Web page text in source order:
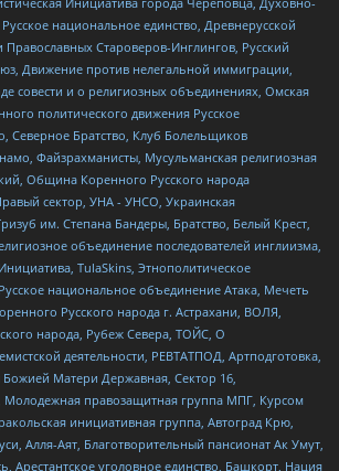
национальное единство, Древнерусской
Православных Староверов-Инглингов, Русский
Движение против нелегальной иммиграции,
совести и о религиозных объединениях, Омская
политического движения Русское
Северное Братство, Клуб Болельщиков
Файзрахманисты, Мусульманская религиозная
Община Коренного Русского народа
сектор, УНА - УНСО, Украинская
им. Степана Бандеры, Братство, Белый Крест,
объединение последователей инглиизма,
TulaSkins, Этнополитическое
национальное объединение Атака, Мечеть
Русского народа г. Астрахани, ВОЛЯ,
народа, Рубеж Севера, ТОЙС, О
деятельности, РЕВТАТПОД, Артподготовка,
Матери Державная, Сектор 16,
Молодежная правозащитная группа МПГ, Курсом
инициативная группа, Автоград Крю,
Алля-Аят, Благотворительный пансионат Ак Умут,
Арестантское уголовное единство, Башкорт, Нация